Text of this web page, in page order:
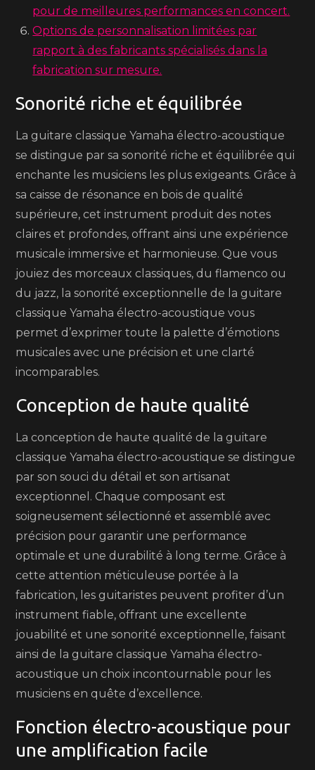
pour de meilleures performances en concert.
Options de personnalisation limitées par
rapport à des fabricants spécialisés dans la
fabrication sur mesure.
Sonorité riche et équilibrée
La guitare classique Yamaha électro-acoustique
se distingue par sa sonorité riche et équilibrée qui
enchante les musiciens les plus exigeants. Grâce à
sa caisse de résonance en bois de qualité
supérieure, cet instrument produit des notes
claires et profondes, offrant ainsi une expérience
musicale immersive et harmonieuse. Que vous
jouiez des morceaux classiques, du flamenco ou
du jazz, la sonorité exceptionnelle de la guitare
classique Yamaha électro-acoustique vous
permet d’exprimer toute la palette d’émotions
musicales avec une précision et une clarté
incomparables.
Conception de haute qualité
La conception de haute qualité de la guitare
classique Yamaha électro-acoustique se distingue
par son souci du détail et son artisanat
exceptionnel. Chaque composant est
soigneusement sélectionné et assemblé avec
précision pour garantir une performance
optimale et une durabilité à long terme. Grâce à
cette attention méticuleuse portée à la
fabrication, les guitaristes peuvent profiter d’un
instrument fiable, offrant une excellente
jouabilité et une sonorité exceptionnelle, faisant
ainsi de la guitare classique Yamaha électro-
acoustique un choix incontournable pour les
musiciens en quête d’excellence.
Fonction électro-acoustique pour
une amplification facile